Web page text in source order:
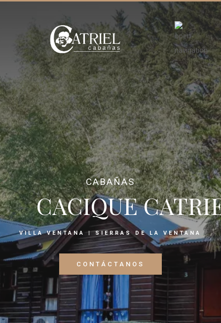
CONTÁCTANOS
CACIQUE
CABAÑAS
VILLA VENTANA | SIERRAS DE LA VENTANA